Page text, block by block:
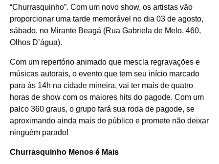
“Churrasquinho”. Com um novo show, os artistas vão
proporcionar uma tarde memorável no dia 03 de agosto,
sábado, no Mirante Beagá (Rua Gabriela de Melo, 460,
Olhos D’água).
Com um repertório animado que mescla regravações e
músicas autorais, o evento que tem seu início marcado
para às 14h na cidade mineira, vai ter mais de quatro
horas de show com os maiores hits do pagode. Com um
palco 360 graus, o grupo fará sua roda de pagode, se
aproximando ainda mais do público e promete não deixar
ninguém parado!
Churrasquinho Menos é Mais